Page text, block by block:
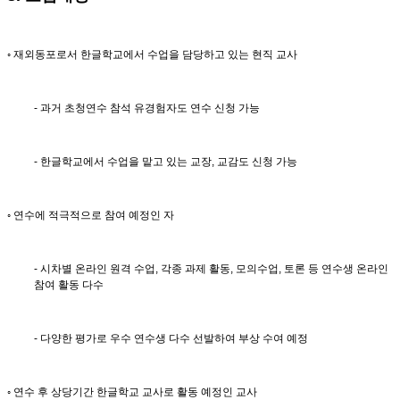
◦ 재외동포로서 한글학교에서 수업을 담당하고 있는 현직 교사
- 과거 초청연수 참석 유경험자도 연수 신청 가능
- 한글학교에서 수업을 맡고 있는 교장, 교감도 신청 가능
◦ 연수에 적극적으로 참여 예정인 자
- 시차별 온라인 원격 수업, 각종 과제 활동, 모의수업, 토론 등 연수생 온라인
참여 활동 다수
- 다양한 평가로 우수 연수생 다수 선발하여 부상 수여 예정
◦ 연수 후 상당기간 한글학교 교사로 활동 예정인 교사